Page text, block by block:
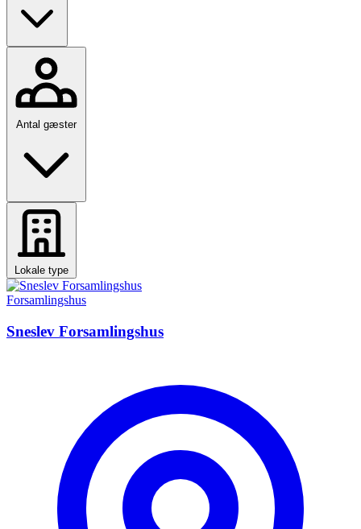
Antal gæster
Lokale type
Forsamlingshus
Sneslev Forsamlingshus